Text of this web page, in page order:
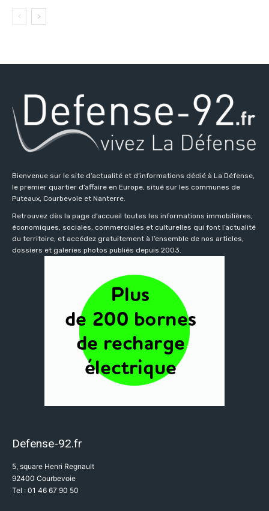
Bienvenue sur le site d’actualité et d’informations dédié à La Défense,
le premier quartier d’affaire en Europe, situé sur les communes de
Puteaux, Courbevoie et Nanterre.
Retrouvez dès la page d’accueil toutes les informations immobilières,
économiques, sociales, commerciales et culturelles qui font l’actualité
du territoire, et accédez gratuitement à l’ensemble de nos articles,
dossiers et galeries photos publiés depuis 2003.
Defense-92.fr
5, square Henri Regnault
92400 Courbevoie
Tel : 01 46 67 90 50